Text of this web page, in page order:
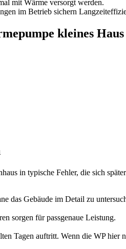
mit Wärme versorgt werden.
im Betrieb sichern
kleines Haus
in typische Fehler, die sich
das Gebäude im Detail zu
sorgen für passgenaue Leistung.
Tagen auftritt. Wenn die WP